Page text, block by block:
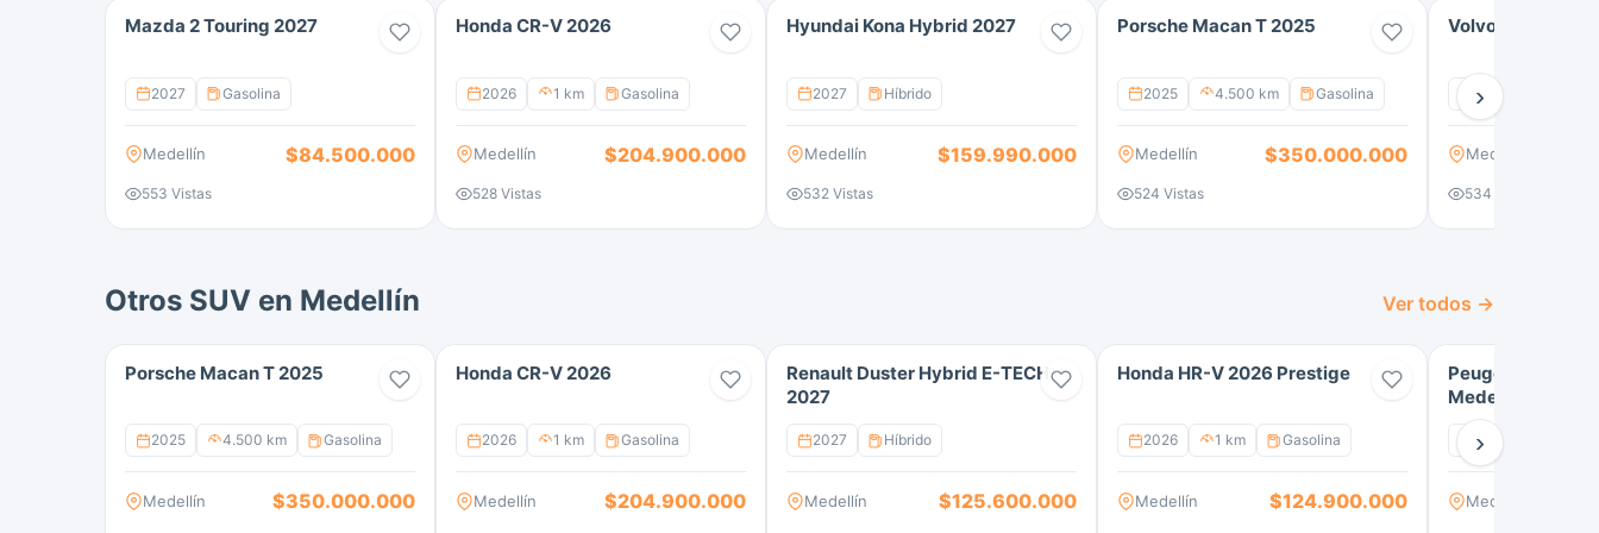
Mazda 2 Touring 2027
2027 Gasolina
Medellín $84.500.000
553 Vistas
Honda CR-V 2026
2026 1 km Gasolina
Medellín $204.900.000
528 Vistas
Hyundai Kona Hybrid 2027
2027 Híbrido
Medellín $159.990.000
532 Vistas
Porsche Macan T 2025
2025 4.500 km Gasolina
Medellín $350.000.000
524 Vistas
Volvo EX 40 Plus
2026
Medellín
534 Vistas
›
Otros SUV en Medellín Ver todos →
Porsche Macan T 2025
2025 4.500 km Gasolina
Medellín $350.000.000
Honda CR-V 2026
2026 1 km Gasolina
Medellín $204.900.000
Renault Duster Hybrid E-TECH
2027
2027 Híbrido
Medellín $125.600.000
Honda HR-V 2026 Prestige
2026 1 km Gasolina
Medellín $124.900.000
Peugeot 2008
Medellín
2022
Medellín
›